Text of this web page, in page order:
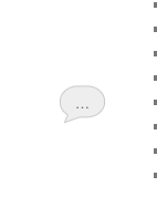
…